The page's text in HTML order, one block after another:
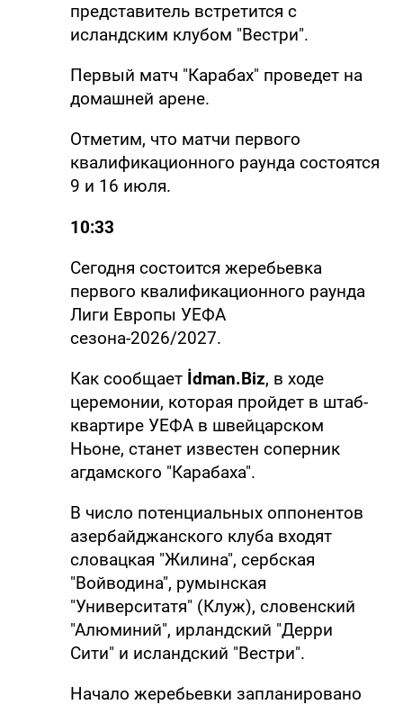
представитель встретится с
исландским клубом "Вестри".
Первый матч "Карабах" проведет на
домашней арене.
Отметим, что матчи первого
квалификационного раунда состоятся
9 и 16 июля.
10:33
Сегодня состоится жеребьевка
первого квалификационного раунда
Лиги Европы УЕФА
сезона-2026/2027.
Как сообщаетİdman.Biz, в ходе
церемонии, которая пройдет в штаб-
квартире УЕФА в швейцарском
Ньоне, станет известен соперник
агдамского "Карабаха".
В число потенциальных оппонентов
азербайджанского клуба входят
словацкая "Жилина", сербская
"Войводина", румынская
"Университатя" (Клуж), словенский
"Алюминий", ирландский "Дерри
Сити" и исландский "Вестри".
Начало жеребьевки запланировано